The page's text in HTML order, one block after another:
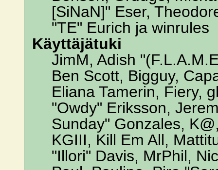
[SiNaN]" Eser,
"TE" Eurich ja winrules
Käyttäjätuki
JimM, Adish
Ben Scott, Bigguy,
Eliana Tamerin, Fiery,
"Owdy" Eriksson,
Sunday" Gonzales,
KGIII, Kill Em All,
"Illori" Davis, MrPhil,